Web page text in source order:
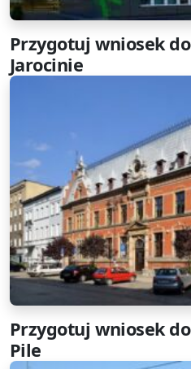
Przygotuj wniosek
Jarocinie
Przygotuj wniosek
Pile